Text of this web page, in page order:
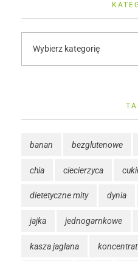
banan bezglutenowe
chia ciecierzyca
dietetyczne mity dynia
jajka jednogarnkowe
kasza jaglana